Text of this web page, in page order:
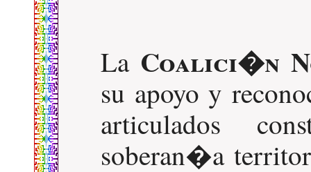
La Coalici�n
su apoyo y
articulados
soberan�a